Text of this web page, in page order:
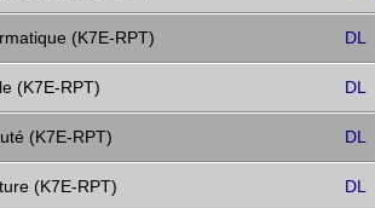
(K7E-RPT) DL
(K7E-RPT) DL
(K7E-RPT) DL
(K7E-RPT) DL